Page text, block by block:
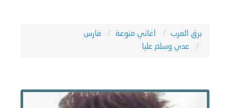
برق العرب اغاني منوعة
فارس
عدي وسلم عليا